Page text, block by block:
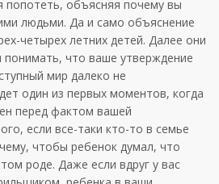
попотеть, объясняя почему вы
людьми. Да и само объяснение
четырех летних детей. Далее они
понимать, что ваше утверждение
мир далеко не
один из первых моментов, когда
перед фактом вашей
если все-таки кто-то в семье
чтобы ребенок думал, что
роде. Даже если вдруг у вас